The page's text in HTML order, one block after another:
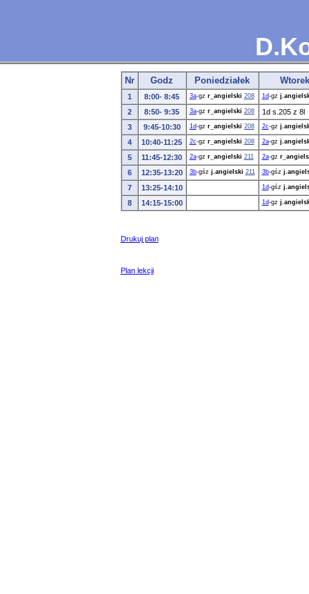
Nr Godz Poniedziałek Wtorek
1 8:00- 8:45 3a-gz r_angielski 208 1d-gz
2 8:50- 9:35 3a-gz r_angielski 208
1d s.205 z 8l
3
9:45-10:30 1d-gz r_angielski 208 2c-gz
4 10:40-11:25 2c-gz r_angielski 208 2a-gz
5 11:45-12:30 2a-gz r_angielski 211 2a-gz
6 12:35-13:20 3b-gśz j.angielski 211 3b-gśz
7 13:25-14:10 1d-gśz
8 14:15-15:00 1d-gz
Drukuj plan
Plan lekcji